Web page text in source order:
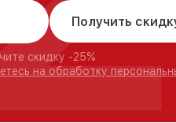
Получить
скидку -25%
на обработку